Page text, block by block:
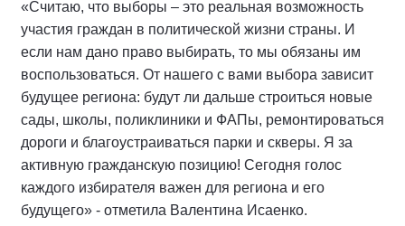
«Считаю, что выборы – это реальная возможность
участия граждан в политической жизни страны. И
если нам дано право выбирать, то мы обязаны им
воспользоваться. От нашего с вами выбора зависит
будущее региона: будут ли дальше строиться новые
сады, школы, поликлиники и ФАПы, ремонтироваться
дороги и благоустраиваться парки и скверы. Я за
активную гражданскую позицию! Сегодня голос
каждого избирателя важен для региона и его
будущего» - отметила Валентина Исаенко.